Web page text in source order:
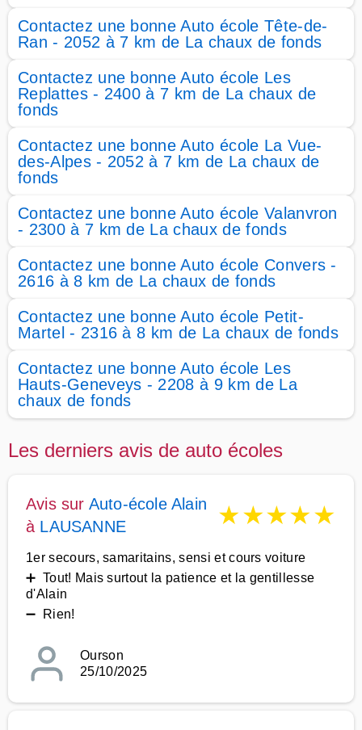
Contactez une bonne Auto école Tête-de-
Ran - 2052 à 7 km de La chaux de fonds
Contactez une bonne Auto école Les
Replattes - 2400 à 7 km de La chaux de
fonds
Contactez une bonne Auto école La Vue-
des-Alpes - 2052 à 7 km de La chaux de
fonds
Contactez une bonne Auto école Valanvron
- 2300 à 7 km de La chaux de fonds
Contactez une bonne Auto école Convers -
2616 à 8 km de La chaux de fonds
Contactez une bonne Auto école Petit-
Martel - 2316 à 8 km de La chaux de fonds
Contactez une bonne Auto école Les
Hauts-Geneveys - 2208 à 9 km de La
chaux de fonds
Les derniers avis de auto écoles
Avis sur Auto-école Alain
à LAUSANNE ★★★★★
1er secours, samaritains, sensi et cours voiture
➕ Tout! Mais surtout la patience et la gentillesse
d'Alain
➖ Rien!
Ourson
25/10/2025